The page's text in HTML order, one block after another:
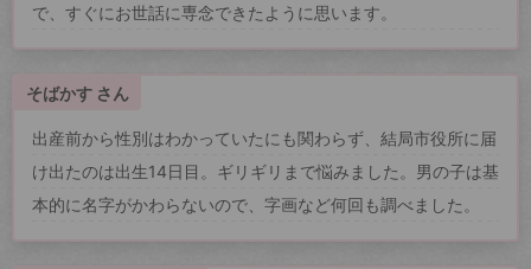
で、すぐにお世話に専念できたように思います。
そばかす さん
出産前から性別はわかっていたにも関わらず、結局市役所に届
け出たのは出生14日目。ギリギリまで悩みました。男の子は基
本的に名字がかわらないので、字画など何回も調べました。